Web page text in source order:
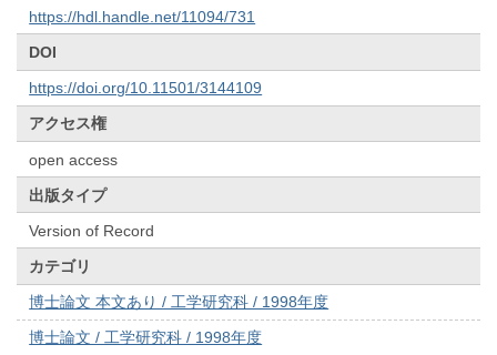
https://hdl.handle.net/11094/731
DOI
https://doi.org/10.11501/3144109
アクセス権
open access
出版タイプ
Version of Record
カテゴリ
博士論文 本文あり / 工学研究科 / 1998年度
博士論文 / 工学研究科 / 1998年度